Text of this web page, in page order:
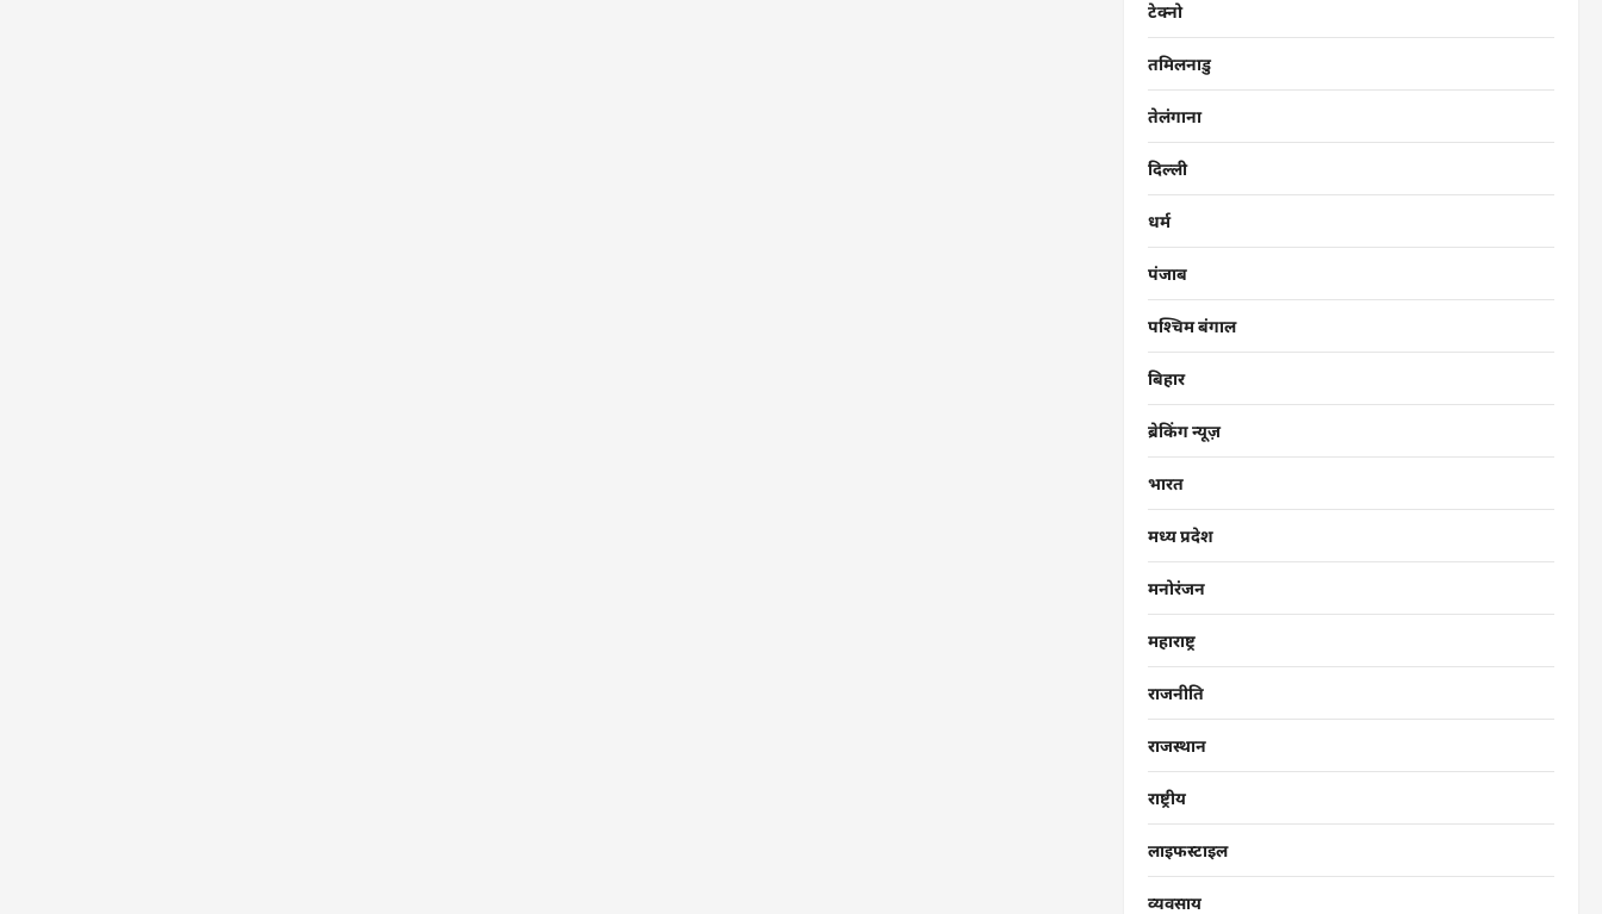
टेक्नो
तमिलनाडु
तेलंगाना
दिल्ली
धर्म
पंजाब
पश्चिम बंगाल
बिहार
ब्रेकिंग न्यूज़
भारत
मध्य प्रदेश
मनोरंजन
महाराष्ट्र
राजनीति
राजस्थान
राष्ट्रीय
लाइफस्टाइल
व्यवसाय